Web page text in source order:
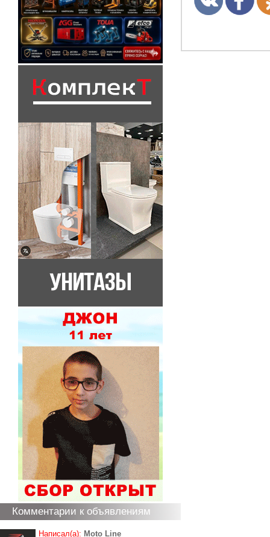
Комментарии к объявлениям
Написал(а): Moto Line